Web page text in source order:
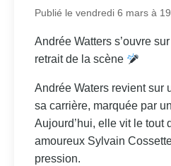
Publié le vendredi 6 mars à
Andrée Watters s’ouvre
retrait de la scène
Andrée Waters revient sur
sa carrière, marquée par
Aujourd’hui, elle vit le tout
amoureux Sylvain
pression.